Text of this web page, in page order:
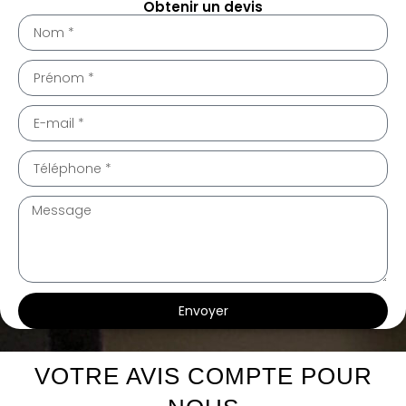
Obtenir un devis
Envoyer
VOTRE AVIS COMPTE POUR